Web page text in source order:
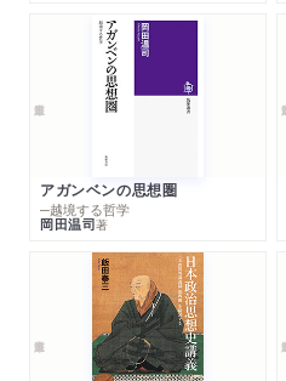
アガンベンの思想圏
─越境する哲学
岡田温司著